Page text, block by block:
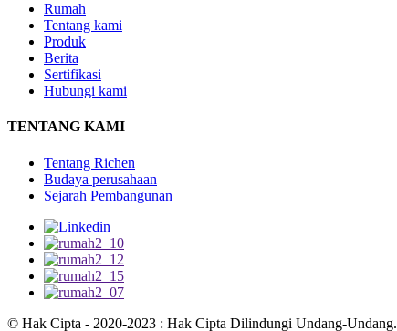
Rumah
Tentang kami
Produk
Berita
Sertifikasi
Hubungi kami
TENTANG KAMI
Tentang Richen
Budaya perusahaan
Sejarah Pembangunan
© Hak Cipta - 2020-2023 : Hak Cipta Dilindungi Undang-Undang.